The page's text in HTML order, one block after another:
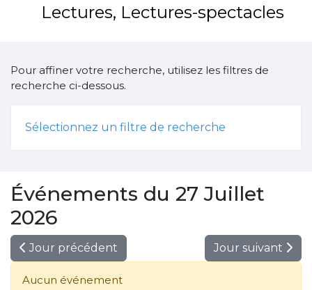
Lectures, Lectures-spectacles
Pour affiner votre recherche, utilisez les filtres de
recherche ci-dessous.
Sélectionnez un filtre de recherche
Événements du 27 Juillet
2026
Jour précédent Jour suivant
Aucun événement